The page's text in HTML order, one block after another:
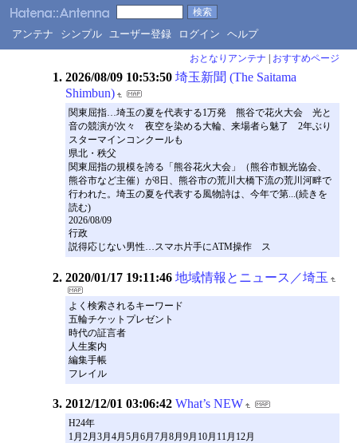
アンテナ シンプル ユーザー登録 ログイン ヘルプ
おとなりアンテナ | おすすめページ
2026/08/09 10:53:50 埼玉新聞 (The Saitama
Shimbun)
関東屈指…埼玉の夏を代表する1万発 熊谷で花火大会 光と
音の競演が次々 夜空を染める大輪、来場者ら魅了 2年ぶり
スターマインコンクールも
県北・秩父
関東屈指の規模を誇る「熊谷花火大会」（熊谷市観光協会、
熊谷市など主催）が8日、熊谷市の荒川大橋下流の荒川河畔で
行われた。埼玉の夏を代表する風物詩は、今年で第...(続きを
読む)
2026/08/09
行政
説得応じない男性…スマホ片手にATM操作 ス
2020/01/17 19:11:46 地域情報とニュース／埼玉
よく検索されるキーワード
五輪チケットプレゼント
時代の証言者
人生案内
編集手帳
フレイル
2012/12/01 03:06:42 What’s NEW
H24年
1月2月3月4月5月6月7月8月9月10月11月12月